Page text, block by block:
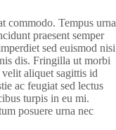
commodo. Tempus urna
praesent semper
sed euismod nisi
dis. Fringilla ut morbi
aliquet sagittis id
ac feugiat sed lectus
turpis in eu mi.
posuere urna nec